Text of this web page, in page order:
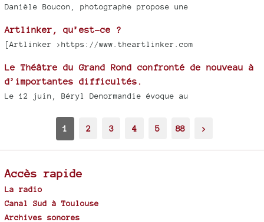
Danièle Boucon, photographe propose une
Artlinker, qu’est-ce ?
[Artlinker >https://www.theartlinker.com
Le Théâtre du Grand Rond confronté de nouveau à
d’importantes difficultés.
Le 12 juin, Béryl Denormandie évoque au
1 2 3 4 5 88 >
Accès rapide
La radio
Canal Sud à Toulouse
Archives sonores